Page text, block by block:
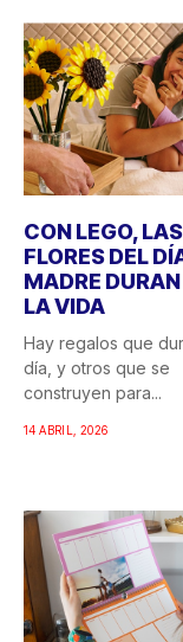
CON LEGO, LAS
FLORES DEL
MADRE
LA VIDA
Hay regalos que
día, y otros que se
construyen para...
14 ABRIL, 2026